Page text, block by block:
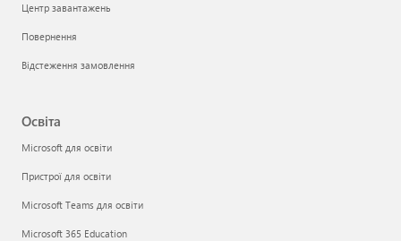
Центр завантажень
Повернення
Відстеження замовлення
Освіта
Microsoft для освіти
Пристрої для освіти
Microsoft Teams для освіти
Microsoft 365 Education